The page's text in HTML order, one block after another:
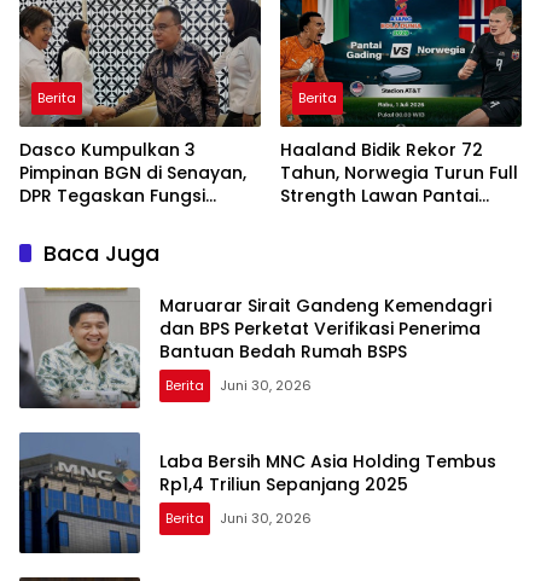
Berita
Dasco Kumpulkan 3
Pimpinan BGN di Senayan,
DPR Tegaskan Fungsi
Berita
Haaland Bidik Rekor 72
Tahun, Norwegia Turun Full
Strength Lawan Pantai
Baca Juga
Maruarar Sirait Gandeng Kemendagri
dan BPS Perketat Verifikasi Penerima
Bantuan Bedah Rumah BSPS
Berita Juni 30, 2026
Laba Bersih MNC Asia Holding Tembus
Rp1,4 Triliun Sepanjang 2025
Berita Juni 30, 2026